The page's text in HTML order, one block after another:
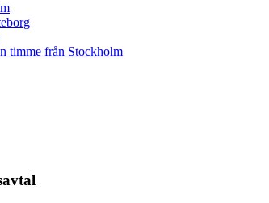
timme från Stockholm